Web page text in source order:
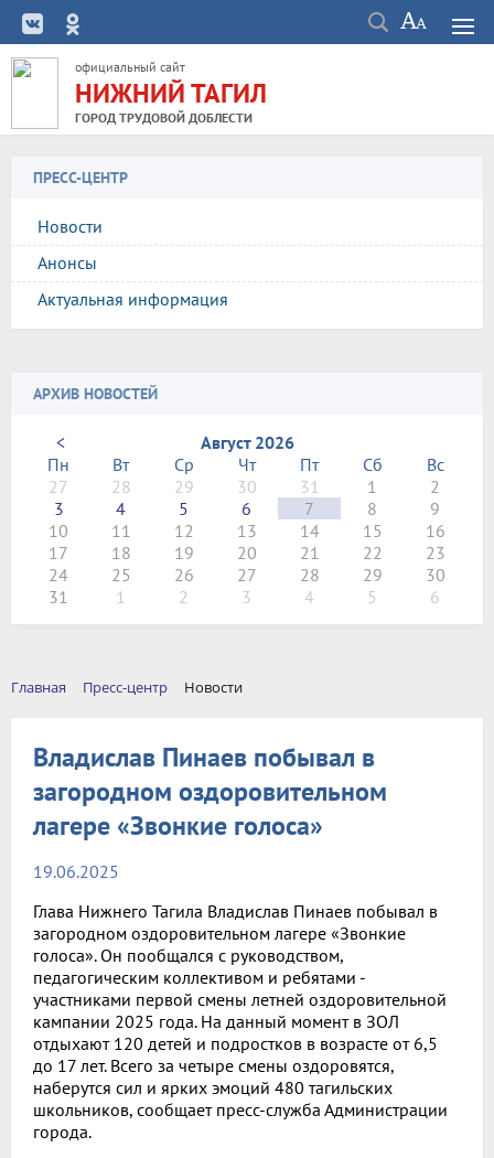
официальный сайт
НИЖНИЙ ТАГИЛ
ГОРОД ТРУДОВОЙ ДОБЛЕСТИ
ПРЕСС-ЦЕНТР
Новости
Анонсы
Актуальная информация
АРХИВ НОВОСТЕЙ
<
Август 2026
Пн
Вт Ср Чт Пт Сб
Вс
27
28 29 30 31 1
2
3
4 5 6 7 8
9
10
11 12 13 14 15
16
17
18 19 20 21 22
23
24
25 26 27 28 29
30
31
1 2 3 4 5 6
Главная Пресс-центр Новости
Владислав Пинаев побывал в
загородном оздоровительном
лагере «Звонкие голоса»
19.06.2025
Глава Нижнего Тагила Владислав Пинаев побывал в
загородном оздоровительном лагере «Звонкие
голоса». Он пообщался с руководством,
педагогическим коллективом и ребятами -
участниками первой смены летней оздоровительной
кампании 2025 года. На данный момент в ЗОЛ
отдыхают 120 детей и подростков в возрасте от 6,5
до 17 лет. Всего за четыре смены оздоровятся,
наберутся сил и ярких эмоций 480 тагильских
школьников, сообщает пресс-служба Администрации
города.